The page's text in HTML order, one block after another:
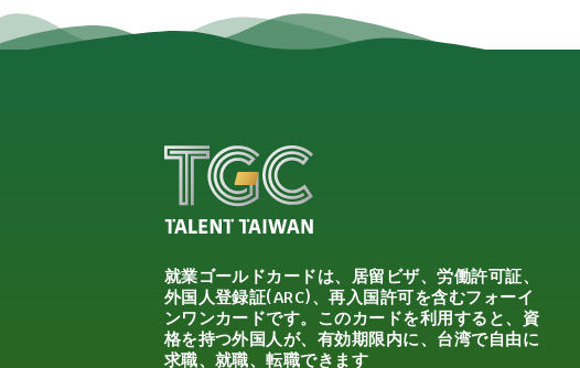
就業ゴールドカードは、居留ビザ、労働許可証、
外国人登録証(ARC)、再入国許可を含むフォーイ
ンワンカードです。このカードを利用すると、資
格を持つ外国人が、有効期限内に、台湾で自由に
求職、就職、転職できます